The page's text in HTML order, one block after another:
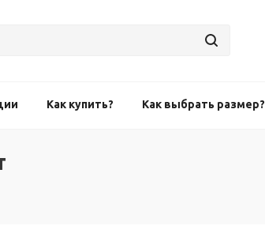
Как купить? Как выбрать размер?